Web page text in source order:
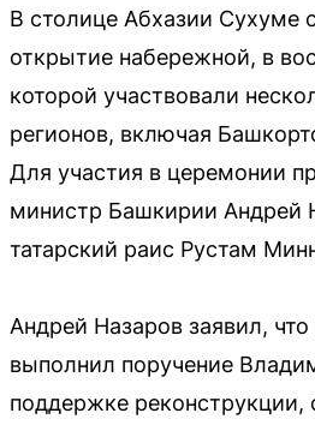
В столице Абхазии Сухуме
открытие набережной, в
которой участвовали
регионов, включая
Для участия в церемонии
министр Башкирии Андрей
татарский раис Рустам
Андрей Назаров заявил,
выполнил поручение
поддержке реконструкции,